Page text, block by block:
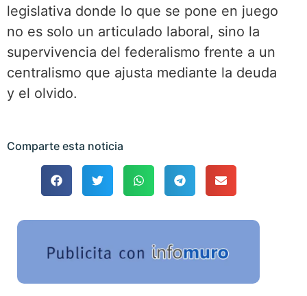
legislativa donde lo que se pone en juego
no es solo un articulado laboral, sino la
supervivencia del federalismo frente a un
centralismo que ajusta mediante la deuda
y el olvido.
Comparte esta noticia